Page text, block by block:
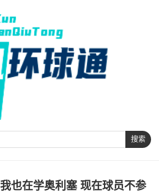
搜索
也在学奥利塞 现在球员不参